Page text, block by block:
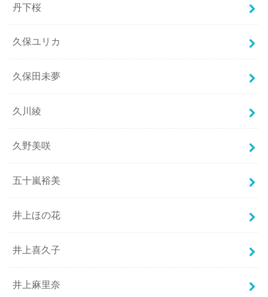
丹下桜
久保ユリカ
久保田未夢
久川綾
久野美咲
五十嵐裕美
井上ほの花
井上喜久子
井上麻里奈